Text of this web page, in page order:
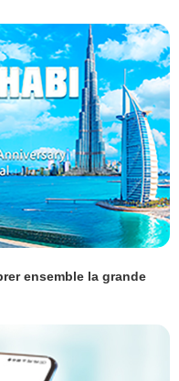
ensemble la grande